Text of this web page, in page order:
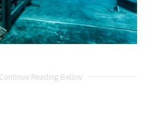
Reading Below